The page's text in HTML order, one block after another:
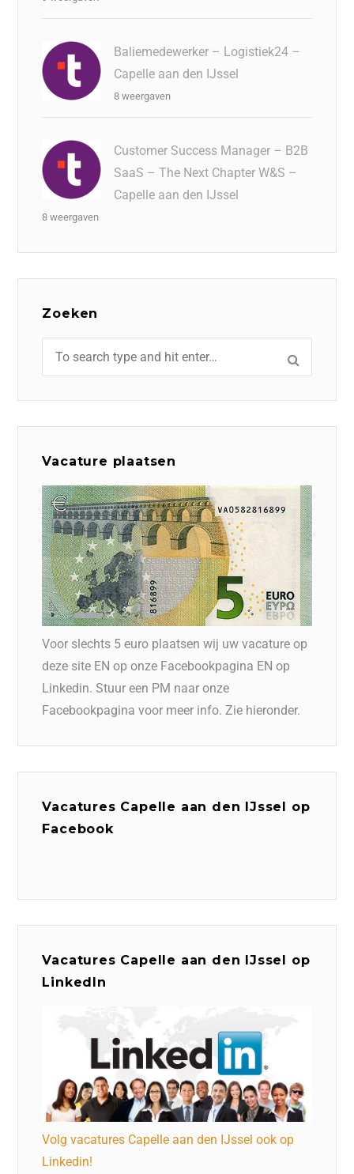
Baliemedewerker – Logistiek24 –
Capelle aan den IJssel
8 weergaven
Customer Success Manager – B2B
SaaS – The Next Chapter W&S –
Capelle aan den IJssel
8 weergaven
Zoeken
Vacature plaatsen
Voor slechts 5 euro plaatsen wij uw vacature op
deze site EN op onze Facebookpagina EN op
Linkedin. Stuur een PM naar onze
Facebookpagina voor meer info. Zie hieronder.
Vacatures Capelle aan den IJssel op
Facebook
Vacatures Capelle aan den IJssel op
LinkedIn
Volg vacatures Capelle aan den IJssel ook op
Linkedin!